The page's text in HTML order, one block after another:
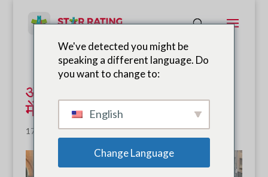
आकलन से कार्रवाई तक: आर्मेनिया
में स्कूली सड़क सुरक्षा में बदलाव
17 जून, 2026|समाचार
We've detected you might be
speaking a different language. Do
you want to change to:
English
Change Language